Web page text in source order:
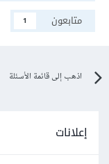
متابعون
1
اذهب إلى قائمة الأسئلة
إعلانات